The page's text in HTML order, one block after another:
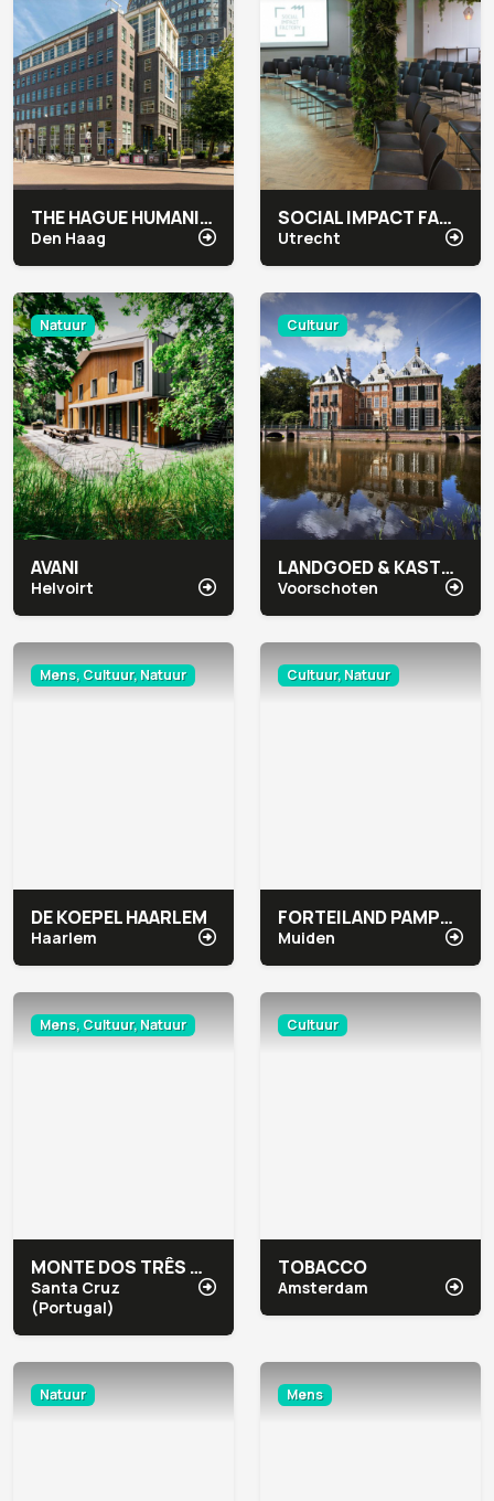
THE HAGUE HUMANITY HUB
Den Haag
SOCIAL IMPACT FACTORY
Utrecht
Natuur
AVANI
Helvoirt
Cultuur
LANDGOED & KASTEEL DUIVENVOORDE
Voorschoten
Mens, Cultuur, Natuur
DE KOEPEL HAARLEM
Haarlem
Cultuur, Natuur
FORTEILAND PAMPUS
Muiden
Mens, Cultuur, Natuur
MONTE DOS TRÊS MOINHOS
Santa Cruz
(Portugal)
Cultuur
TOBACCO
Amsterdam
Natuur Mens